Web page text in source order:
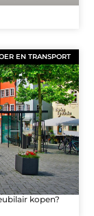
EN TRANSPORT
kopen?